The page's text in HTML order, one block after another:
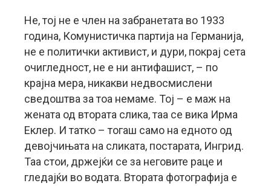
Не, тој не е член на забранетата во 1933
година, Комунистичка партија на Германија,
не е политички активист, и дури, покрај сета
очигледност, не е ни антифашист, – по
крајна мера, никакви недвосмислени
сведоштва за тоа немаме. Тој – е маж на
жената од втората слика, таа се вика Ирма
Еклер. И татко – тогаш само на едното од
девојчињата на сликата, постарата, Ингрид.
Таа стои, држејќи се за неговите раце и
гледајќи во водата. Втората фотографија е